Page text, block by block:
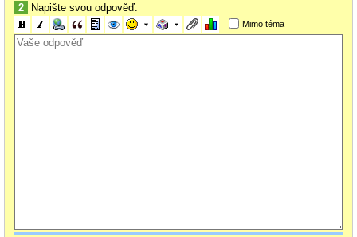
2 Napište svou odpověď:
Mimo téma